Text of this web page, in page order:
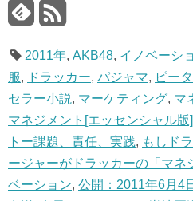
2011年, AKB48, イノベーシ
服, ドラッカー, パジャマ, ピー
セラー小説, マーケティング, マ
マネジメント[エッセンシャル版
トー課題、責任、実践, もしドラ
ージャーがドラッカーの「マネ
ベーション, 公開：2011年6月4